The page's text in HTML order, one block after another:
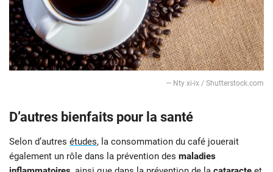
— Nty xi-ix / Shutterstock.com
D’autres bienfaits pour la santé
Selon d’autres études, la consommation du café jouerait
également un rôle dans la prévention des maladies